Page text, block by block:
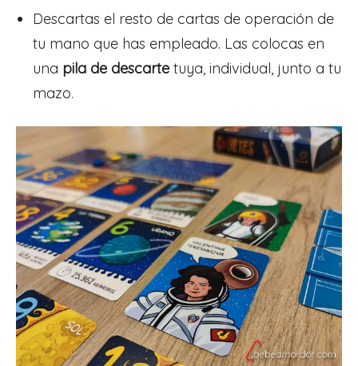
Descartas el resto de cartas de operación de
tu mano que has empleado. Las colocas en
una pila de descarte tuya, individual, junto a tu
mazo.